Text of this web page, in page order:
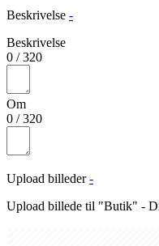
Beskrivelse -
Beskrivelse
0 /320
Om
0 /320
Upload billeder -
Upload billede til "Butik" -